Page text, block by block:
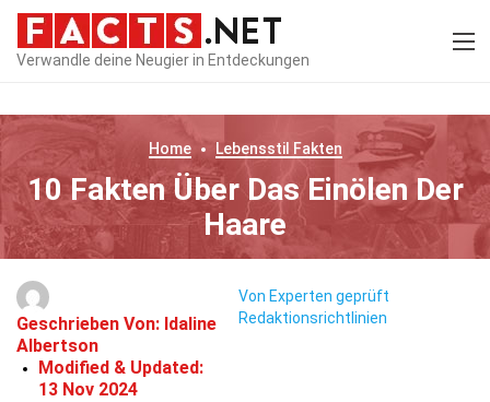
Verwandle deine Neugier in Entdeckungen
Home Lebensstil Fakten
10 Fakten Über Das Einölen Der
Haare
Geschrieben Von: Idaline
Albertson
Modified & Updated:
13 Nov 2024
Von Experten geprüft
Redaktionsrichtlinien